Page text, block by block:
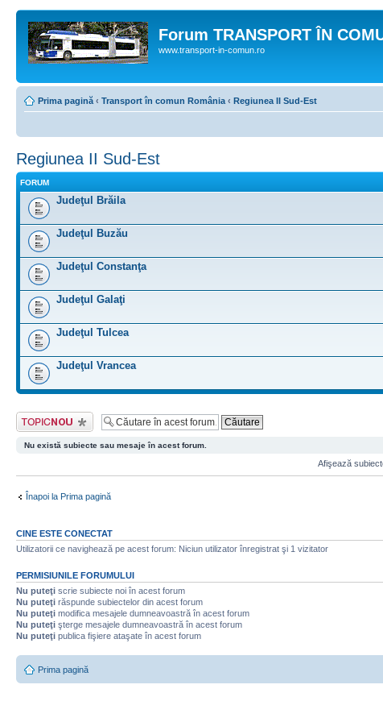
Forum TRANSPORT ÎN
www.transport-in-comun.ro
Prima pagină ‹ Transport în comun România ‹ Regiunea II Sud-Est
Regiunea II Sud-Est
FORUM
Judeţul Brăila
Judeţul Buzău
Judeţul Constanţa
Judeţul Galaţi
Judeţul Tulcea
Judeţul Vrancea
Scrie un subiect
nou
Nu există subiecte sau mesaje în acest forum.
Afişează
Înapoi la Prima pagină
CINE ESTE CONECTAT
Utilizatorii ce navighează pe acest forum: Niciun utilizator înregistrat şi 1 vizitator
PERMISIUNILE FORUMULUI
Nu puteţi scrie subiecte noi în acest forum
Nu puteţi răspunde subiectelor din acest forum
Nu puteţi modifica mesajele dumneavoastră în acest forum
Nu puteţi şterge mesajele dumneavoastră în acest forum
Nu puteţi publica fişiere ataşate în acest forum
Prima pagină